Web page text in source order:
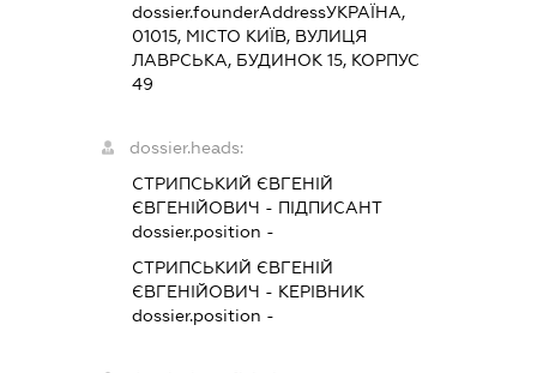
dossier.founderAddressУКРАЇНА,
01015, МІСТО КИЇВ, ВУЛИЦЯ
ЛАВРСЬКА, БУДИНОК 15, КОРПУС
49
dossier.heads:
СТРИПСЬКИЙ ЄВГЕНІЙ
ЄВГЕНІЙОВИЧ - ПІДПИСАНТ
dossier.position -
СТРИПСЬКИЙ ЄВГЕНІЙ
ЄВГЕНІЙОВИЧ - КЕРІВНИК
dossier.position -